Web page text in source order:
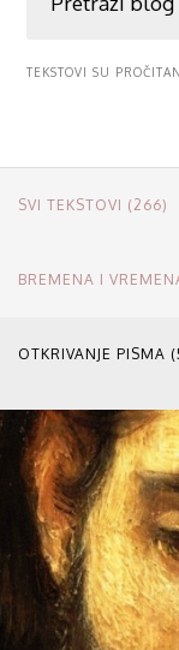
TEKSTOVI SU
SVI TEKSTOVI (266)
BREMENA I
OTKRIVANJE PISMA